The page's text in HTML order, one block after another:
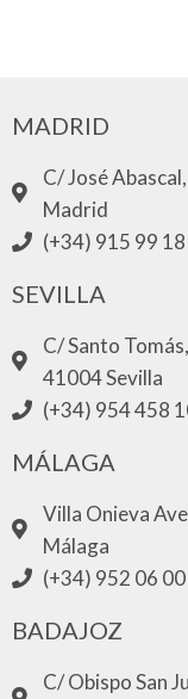
MADRID
C/ José
Madrid
(+34) 915 99
SEVILLA
C/ Santo
41004 Sevilla
(+34) 954 458
MÁLAGA
Villa Onieva
Málaga
(+34) 952 06
BADAJOZ
C/ Obispo San